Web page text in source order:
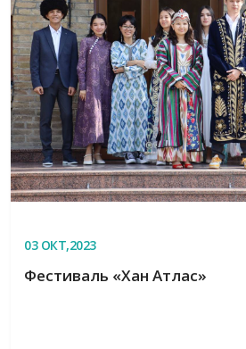
03ОКТ,2023
Фестиваль «Хан Атлас»